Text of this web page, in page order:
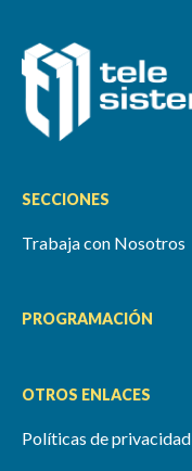
SECCIONES
Trabaja con Nosotros
PROGRAMACIÓN
OTROS ENLACES
Políticas de privacidad